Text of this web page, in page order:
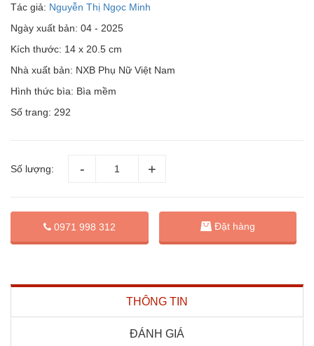
Tác giả: Nguyễn Thị Ngọc Minh
Ngày xuất bản: 04 - 2025
Kích thước: 14 x 20.5 cm
Nhà xuất bản: NXB Phụ Nữ Việt Nam
Hình thức bìa: Bìa mềm
Số trang: 292
Số lượng:
0971 998 312 Đặt hàng
THÔNG TIN
ĐÁNH GIÁ